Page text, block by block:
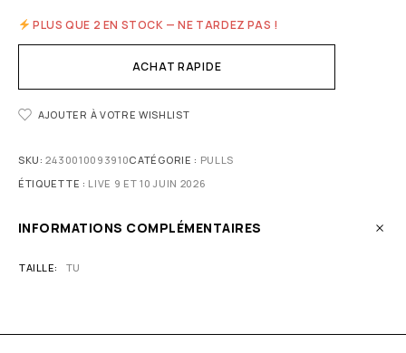
PLUS QUE 2 EN STOCK — NE TARDEZ PAS !
ACHAT RAPIDE
AJOUTER À VOTRE WISHLIST
SKU:2430010093910CATÉGORIE : PULLS
ÉTIQUETTE : LIVE 9 ET 10 JUIN 2026
INFORMATIONS COMPLÉMENTAIRES
TAILLE TU